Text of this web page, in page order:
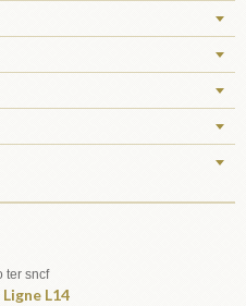
Ligne L14